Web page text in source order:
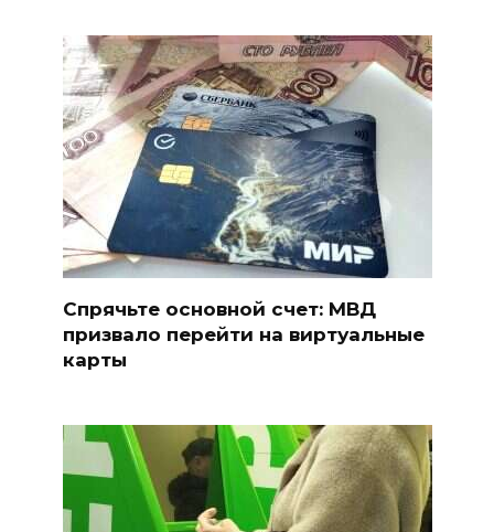
Спрячьте основной счет: МВД
призвало перейти на виртуальные
карты